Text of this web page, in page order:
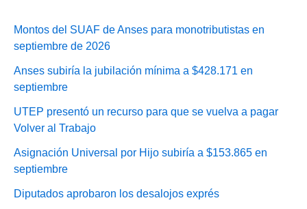
Montos del SUAF de Anses para monotributistas en
septiembre de 2026
Anses subiría la jubilación mínima a $428.171 en
septiembre
UTEP presentó un recurso para que se vuelva a pagar
Volver al Trabajo
Asignación Universal por Hijo subiría a $153.865 en
septiembre
Diputados aprobaron los desalojos exprés